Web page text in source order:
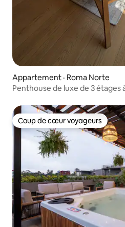
Appartement · Roma Norte
Penthouse de luxe de 3 étages
Coup de cœur voyageurs
Coup de cœur voyageurs